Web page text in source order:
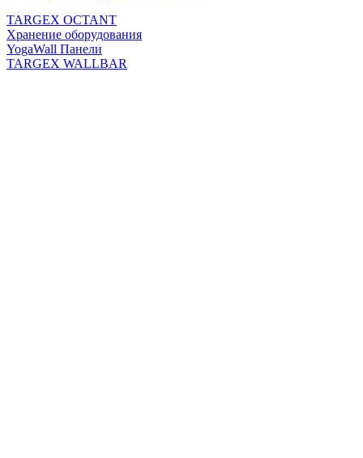
TARGEX OCTANT
Хранение оборудования
YogaWall Панели
TARGEX WALLBAR